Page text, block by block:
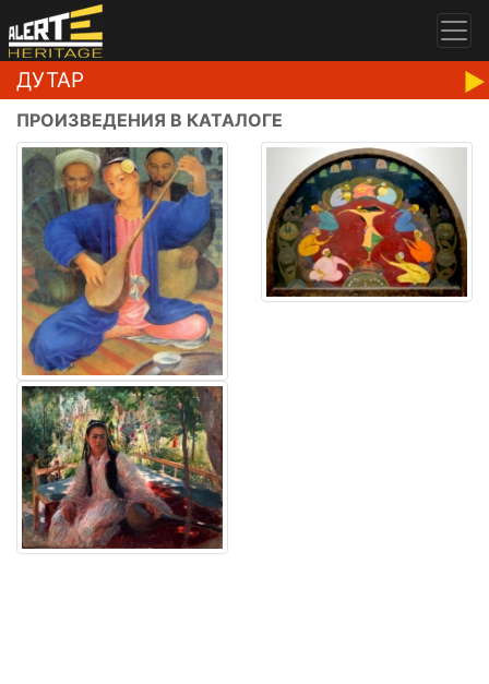
ДУТАР
ПРОИЗВЕДЕНИЯ В КАТАЛОГЕ